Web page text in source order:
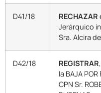
D41/18 RECHAZAR
Jerárquico
Sra. Alcira
D42/18 REGISTRAR
la BAJA POR
CPN Sr.